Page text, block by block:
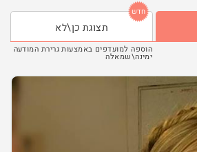
תצוגת כן\לא
חדש
הוספה למועדפים באמצעות גרירת המודעה
ימינה\שמאלה